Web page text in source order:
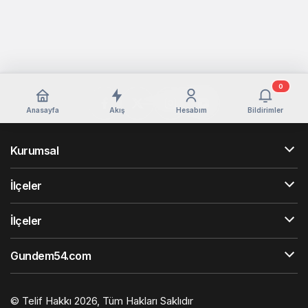
Anasayfa Akış Hesabım Bildirimler
0
Kurumsal
İlçeler
İlçeler
Gundem54.com
© Telif Hakkı 2026, Tüm Hakları Saklıdır